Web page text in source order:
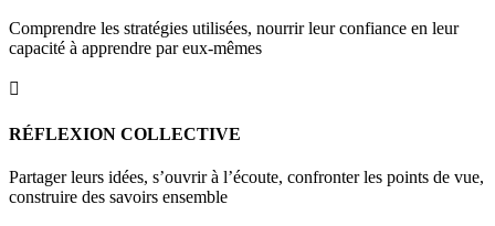
Comprendre les stratégies utilisées, nourrir leur confiance en leur
capacité à apprendre par eux-mêmes

RÉFLEXION COLLECTIVE
Partager leurs idées, s’ouvrir à l’écoute, confronter les points de vue,
construire des savoirs ensemble